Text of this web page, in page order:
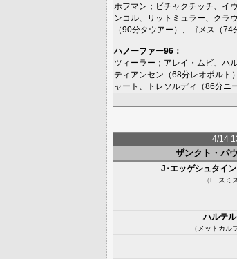
ホフマン ； ビチャクチッチ イ
ンコル
リットミュラー クラ
（90分タウアー ）、 ゴメス （74
ハノーファー96 ：
ツィーラー ； アレイ・ムビ ハ
ティアンセン （68分レオポルト
ャート
トレソルディ （86分ニ
4/14
ザンクト・パ
J･エッゲシュタイン
（E･スミス
ハルテル
（ メットカル